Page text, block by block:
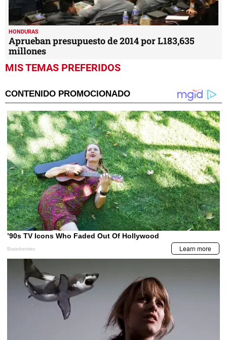
HONDURAS
Aprueban presupuesto de 2014 por L183,635
millones
MIS TEMAS PREFERIDOS